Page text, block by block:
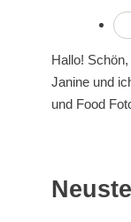
Hallo!
Janine und
und Food